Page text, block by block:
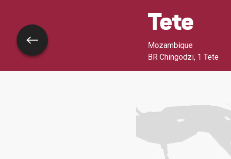
Tete
Mozambique
BR Chingodzi, 1 Tete
Retour